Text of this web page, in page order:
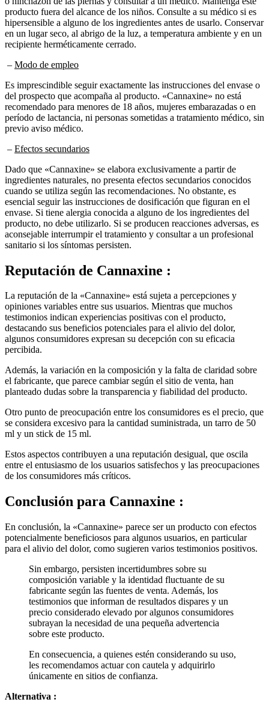
hipersensible a alguno de los ingredientes antes de usarlo. Conservar
en un lugar seco, al abrigo de la luz, a temperatura ambiente y en un
recipiente herméticamente cerrado.
del prospecto que acompaña al producto. «Cannaxine» no está
recomendado para menores de 18 años, mujeres embarazadas o en
período de lactancia, ni personas sometidas a tratamiento médico, sin
previo aviso médico.
ingredientes naturales, no presenta efectos secundarios conocidos
cuando se utiliza según las recomendaciones. No obstante, es
esencial seguir las instrucciones de dosificación que figuran en el
envase. Si tiene alergia conocida a alguno de los ingredientes del
producto, no debe utilizarlo. Si se producen reacciones adversas, es
aconsejable interrumpir el tratamiento y consultar a un profesional
sanitario si los síntomas persisten.
opiniones variables entre sus usuarios. Mientras que muchos
testimonios indican experiencias positivas con el producto,
destacando sus beneficios potenciales para el alivio del dolor,
algunos consumidores expresan su decepción con su eficacia
percibida.
el fabricante, que parece cambiar según el sitio de venta, han
planteado dudas sobre la transparencia y fiabilidad del producto.
se considera excesivo para la cantidad suministrada, un tarro de 50
ml y un stick de 15 ml.
entre el entusiasmo de los usuarios satisfechos y las preocupaciones
de los consumidores más críticos.
potencialmente beneficiosos para algunos usuarios, en particular
para el alivio del dolor, como sugieren varios testimonios positivos.
composición variable y la identidad fluctuante de su
fabricante según las fuentes de venta. Además, los
testimonios que informan de resultados dispares y un
precio considerado elevado por algunos consumidores
subrayan la necesidad de una pequeña advertencia
sobre este producto.
les recomendamos actuar con cautela y adquirirlo
únicamente en sitios de confianza.